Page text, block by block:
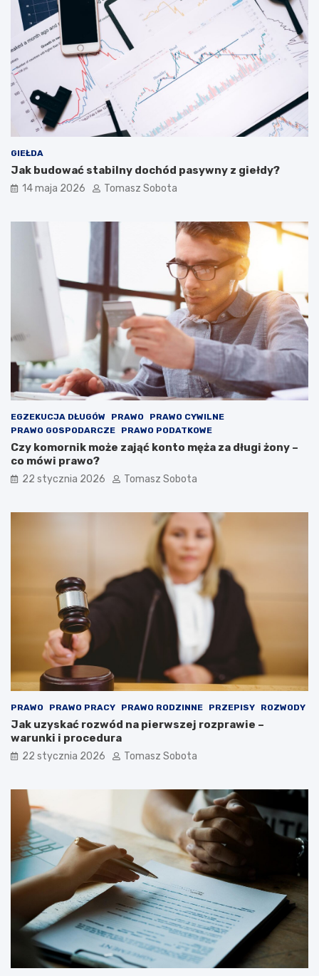
GIEŁDA
Jak budować stabilny dochód pasywny z giełdy?
14 maja 2026 Tomasz Sobota
EGZEKUCJA DŁUGÓW PRAWO
PRAWO CYWILNE
PRAWO GOSPODARCZE
PRAWO PODATKOWE
Czy komornik może zająć konto męża za długi żony –
co mówi prawo?
22 stycznia 2026 Tomasz Sobota
PRAWO PRAWO PRACY PRAWO RODZINNE PRZEPISY ROZWODY
Jak uzyskać rozwód na pierwszej rozprawie –
warunki i procedura
22 stycznia 2026 Tomasz Sobota